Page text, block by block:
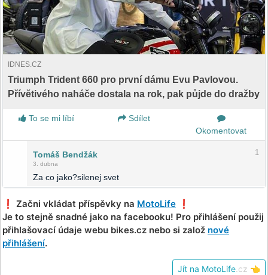
IDNES.CZ
Triumph Trident 660 pro první dámu Evu Pavlovou.
Přívětivého naháče dostala na rok, pak půjde do dražby
To se mi líbí
Sdílet
Okomentovat
Tomáš Bendžák
3. dubna
1
Za co jako?silenej svet
❗️ Začni vkládat příspěvky na MotoLife ❗️
Je to stejně snadné jako na facebooku! Pro přihlášení použij
přihlašovací údaje webu bikes.cz nebo si založ nové
přihlášení.
Jít na MotoLife .cz 👈